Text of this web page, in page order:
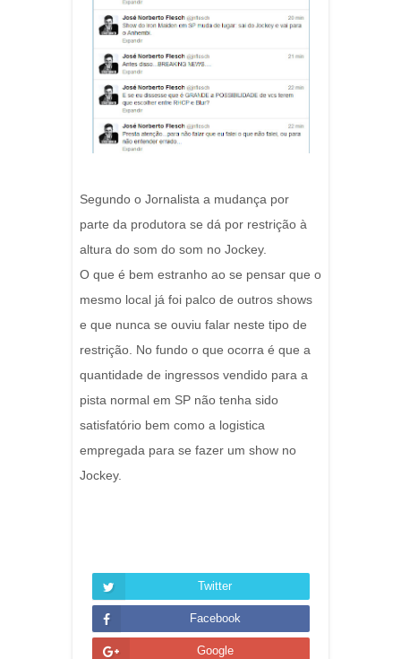
Segundo o Jornalista a mudança por
parte da produtora se dá por restrição à
altura do som do som no Jockey.
O que é bem estranho ao se pensar que o
mesmo local já foi palco de outros shows
e que nunca se ouviu falar neste tipo de
restrição. No fundo o que ocorra é que a
quantidade de ingressos vendido para a
pista normal em SP não tenha sido
satisfatório bem como a logistica
empregada para se fazer um show no
Jockey.
Twitter
Facebook
Google